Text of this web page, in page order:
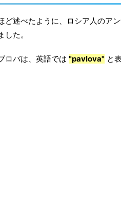
ど述べたように、ロシア人のア
した。
ロバは、英語では "pavlova" と